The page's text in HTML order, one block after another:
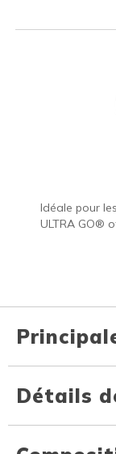
Idéale pour
ULTRA GO®
Détails